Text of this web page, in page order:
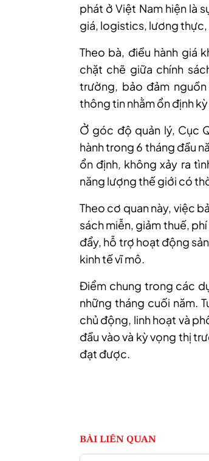
phát ở Việt Nam hiện là
giá, logistics, lương thực,
Theo bà, điều hành giá
chặt chẽ giữa chính
trường, bảo đảm
thông tin nhằm ổn định
Ở góc độ quản lý, Cục
hành trong 6 tháng đầu
ổn định, không xảy ra
năng lượng thế giới có
Theo cơ quan này, việc
sách miễn, giảm thuế,
đẩy, hỗ trợ hoạt động
kinh tế vĩ mô.
Điểm chung trong các
những tháng cuối năm.
chủ động, linh hoạt và
đầu vào và kỳ vọng thị
đạt được.
BÀI LIÊN QUAN